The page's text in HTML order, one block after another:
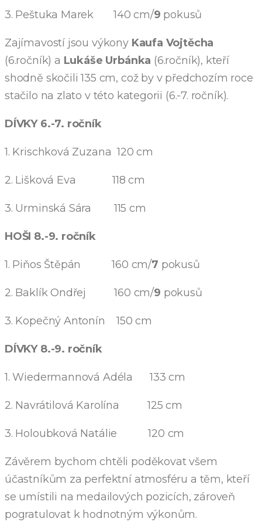
3. Peštuka Marek 140 cm/9 pokusů
Zajímavostí jsou výkony Kaufa Vojtěcha
(6.ročník) a Lukáše Urbánka (6.ročník), kteří
shodně skočili 135 cm, což by v předchozím roce
stačilo na zlato v této kategorii (6.-7. ročník).
DÍVKY 6.-7. ročník
1. Krischková Zuzana 120 cm
2. Lišková Eva 118 cm
3. Urminská Sára 115 cm
HOŠI 8.-9. ročník
1. Piňos Štěpán 160 cm/7 pokusů
2. Baklík Ondřej 160 cm/9 pokusů
3. Kopečný Antonín 150 cm
DÍVKY 8.-9. ročník
1. Wiedermannová Adéla 133 cm
2. Navrátilová Karolína 125 cm
3. Holoubková Natálie 120 cm
Závěrem bychom chtěli poděkovat všem
účastníkům za perfektní atmosféru a těm, kteří
se umístili na medailových pozicích, zároveň
pogratulovat k hodnotným výkonům.